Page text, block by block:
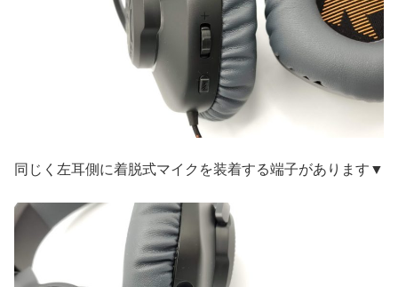
同じく左耳側に着脱式マイクを装着する端子があります▼